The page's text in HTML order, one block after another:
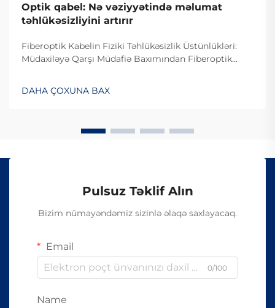
Optik qabel: Nə vəziyyətində məlumat
təhlükəsizliyini artırır
Fiberoptik Kabelin Fiziki Təhlükəsizlik Üstünlükləri:
Müdaxiləyə Qarşı Müdafiə Baxımından Fiberoptik
çətindir, çünki onlar elektrik siqnalları ilə deyil, işıq
DAHA ÇOXUNA BAX
Pulsuz Təklif Alın
Bizim nümayəndəmiz sizinlə əlaqə saxlayacaq.
Email
0/100
Name